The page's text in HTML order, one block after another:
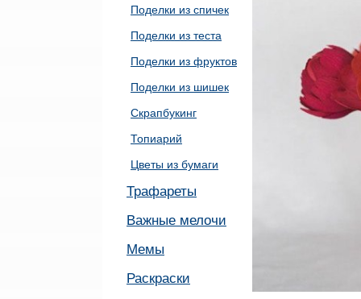
Поделки из спичек
Поделки из теста
Поделки из фруктов
Поделки из шишек
Скрапбукинг
Топиарий
Цветы из бумаги
Трафареты
Важные мелочи
Мемы
Раскраски